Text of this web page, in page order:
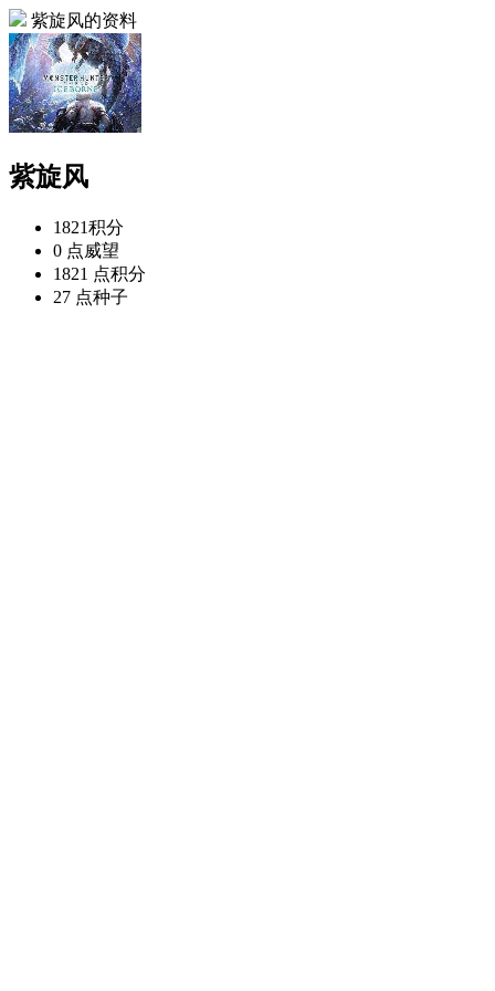
紫旋风的资料
紫旋风
1821积分
0 点威望
1821 点积分
27 点种子